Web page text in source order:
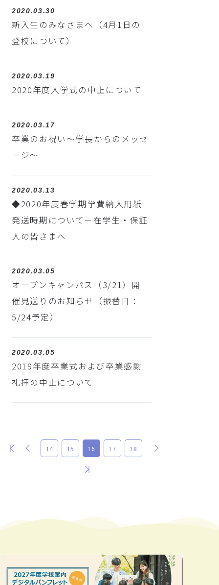
2020.03.30
新入生のみなさまへ（4月1日の
登校について）
2020.03.19
2020年度入学式の中止について
2020.03.17
卒業のお祝い～学長からのメッセ
ージ～
2020.03.13
◆2020年度春学期学費納入用紙
発送時期について－在学生・保証
人の皆さまへ
2020.03.05
オープンキャンパス（3/21）開
催見送りのお知らせ（振替日：
5/24予定）
2020.03.05
2019年度卒業式および卒業感謝
礼拝の中止について
最初 前 14 15 16 17 18
最後